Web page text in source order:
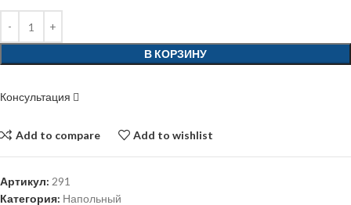
В КОРЗИНУ
Консультация
Add to compare Add to wishlist
Артикул: 291
Категория: Напольный